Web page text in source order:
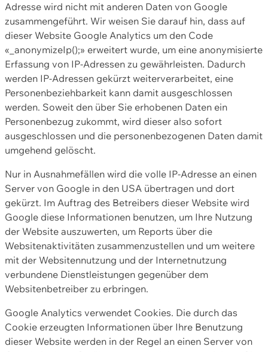
Adresse wird nicht mit anderen Daten von Google
zusammengeführt. Wir weisen Sie darauf hin, dass auf
dieser Website Google Analytics um den Code
«_anonymizeIp();» erweitert wurde, um eine anonymisierte
Erfassung von IP-Adressen zu gewährleisten. Dadurch
werden IP-Adressen gekürzt weiterverarbeitet, eine
Personenbeziehbarkeit kann damit ausgeschlossen
werden. Soweit den über Sie erhobenen Daten ein
Personenbezug zukommt, wird dieser also sofort
ausgeschlossen und die personenbezogenen Daten damit
umgehend gelöscht.
Nur in Ausnahmefällen wird die volle IP-Adresse an einen
Server von Google in den USA übertragen und dort
gekürzt. Im Auftrag des Betreibers dieser Website wird
Google diese Informationen benutzen, um Ihre Nutzung
der Website auszuwerten, um Reports über die
Websitenaktivitäten zusammenzustellen und um weitere
mit der Websitennutzung und der Internetnutzung
verbundene Dienstleistungen gegenüber dem
Websitenbetreiber zu erbringen.
Google Analytics verwendet Cookies. Die durch das
Cookie erzeugten Informationen über Ihre Benutzung
dieser Website werden in der Regel an einen Server von